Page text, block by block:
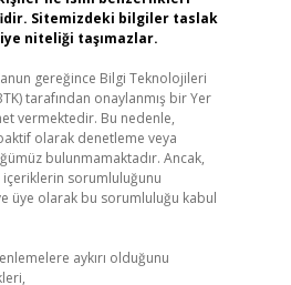
Sitemizdeki bilgiler taslak
niteliği taşımazlar.
gereğince Bilgi Teknolojileri
tarafından onaylanmış bir Yer
vermektedir. Bu nedenle,
olarak denetleme veya
bulunmamaktadır. Ancak,
içeriklerin sorumluluğunu
üye olarak bu sorumluluğu kabul
aykırı olduğunu